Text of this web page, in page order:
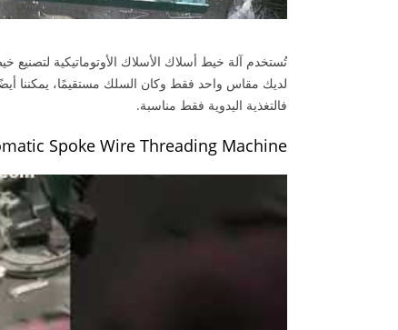
تُستخدم آلة خيط أسلاك الأسلاك الأوتوماتيكية لتصنيع
لديك مقاس واحد فقط وكان السلك مستقيمًا، يمكننا
فالتغذية اليدوية فقط مناسبة.
Spoke Wire Threading Machine